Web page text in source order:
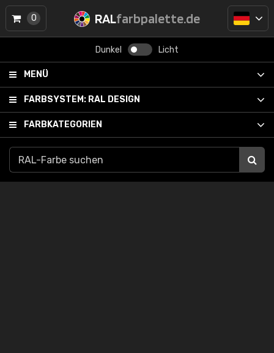
RALfarbpalette.de
Dunkel Licht
MENÜ
FARBSYSTEM: RAL DESIGN
FARBKATEGORIEN
0